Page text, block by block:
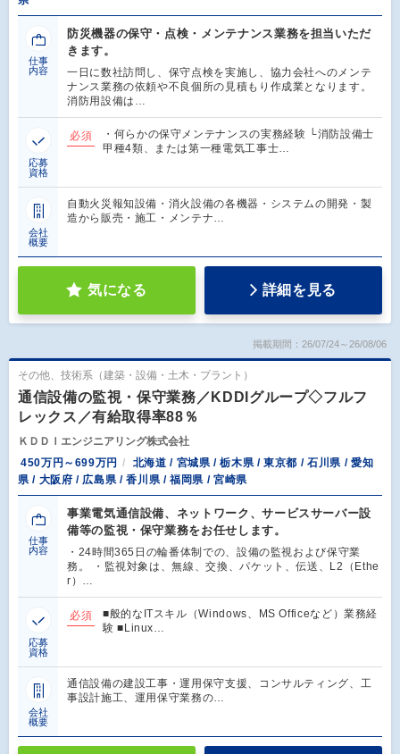
仕事
内容
防災機器の保守・点検・メンテナンス業務を担当いただ
きます。
一日に数社訪問し、保守点検を実施し、協力会社へのメンテ
ナンス業務の依頼や不良個所の見積もり作成業となります。
消防用設備は…
応募
資格
必須
・何らかの保守メンテナンスの実務経験 └消防設備士
甲種4類、または第一種電気工事士…
会社
概要
自動火災報知設備・消火設備の各機器・システムの開発・製
造から販売・施工・メンテナ…
気になる 詳細を見る
掲載期間：26/07/24～26/08/06
その他、技術系（建築・設備・土木・プラント）
通信設備の監視・保守業務／KDDIグループ◇フルフ
レックス／有給取得率88％
ＫＤＤＩエンジニアリング株式会社
450万円～699万円
北海道 / 宮城県 / 栃木県 / 東京都 / 石川県 / 愛知
県 / 大阪府 / 広島県 / 香川県 / 福岡県 / 宮崎県
仕事
内容
事業電気通信設備、ネットワーク、サービスサーバー設
備等の監視・保守業務をお任せします。
・24時間365日の輪番体制での、設備の監視および保守業
務。 ・監視対象は、無線、交換、パケット、伝送、L2（Ethe
r）…
応募
資格
必須
■般的なITスキル（Windows、MS Officeなど）業務経
験 ■Linux…
会社
概要
通信設備の建設工事・運用保守支援、コンサルティング、工
事設計施工、運用保守業務の…